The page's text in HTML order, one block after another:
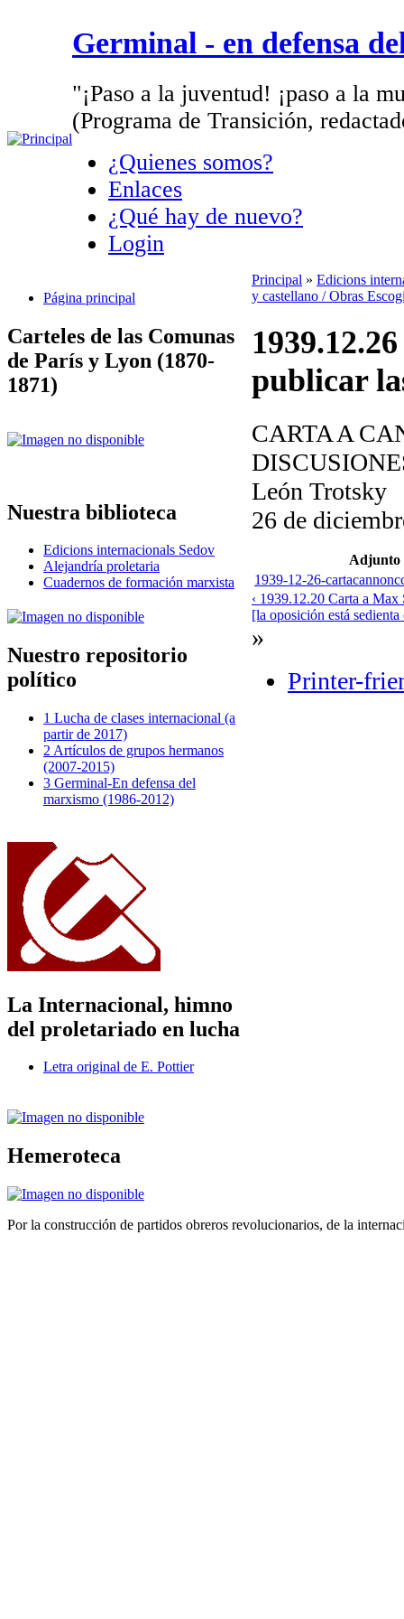
Germinal - en defensa
"¡Paso a la juventud! ¡paso a la
(Programa de Transición,
¿Quienes somos?
Enlaces
¿Qué hay de nuevo?
Login
Página principal
Carteles de las Comunas
de París y Lyon (1870-
1871)
Nuestra biblioteca
Edicions internacionals Sedov
Alejandría proletaria
Cuadernos de formación marxista
Nuestro repositorio
político
1 Lucha de clases internacional (a
partir de 2017)
2 Artículos de grupos hermanos
(2007-2015)
3 Germinal-En defensa del
marxismo (1986-2012)
La Internacional, himno
del proletariado en lucha
Letra original de E. Pottier
Hemeroteca
Principal » Edicions
y castellano / Obras
publicar
CARTA A
León Trotsky
26 de
Adjunto
1939-12-26-
‹ 1939.12.20 Carta a
[la oposición está
»
Printer-
Por la construcción de partidos obreros revolucionarios, de la